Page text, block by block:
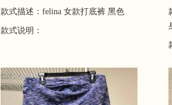
款式描述：felina 女款打底裤 黑色
款式说明：